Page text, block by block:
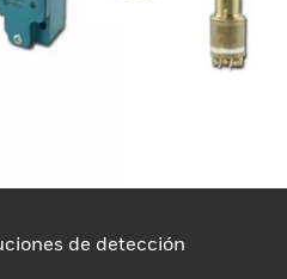
de detección